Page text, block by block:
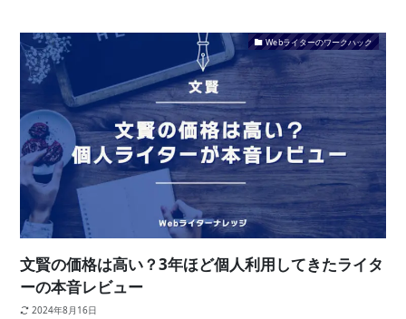
Webライターのワークハック
文賢の価格は高い？3年ほど個人利用してきたライタ
ーの本音レビュー
2024年8月16日